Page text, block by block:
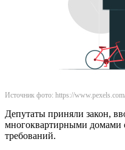
Источник фото: https://
Депутаты приняли закон,
многоквартирными
требований.